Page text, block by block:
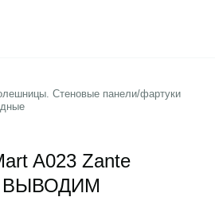
Стеновые панели/фартуки
A023 Zante
ВЫВОДИМ